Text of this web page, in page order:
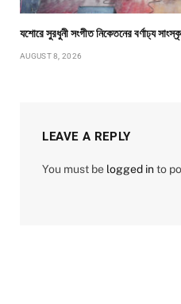
যশোরে সুরধুনী সংগীত নিকেতনের বর্ণাঢ্য
AUGUST 8, 2026
LEAVE A REPLY
You must be logged into